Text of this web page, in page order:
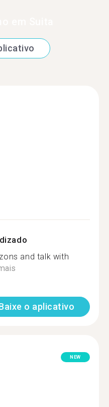
and talk with
o aplicativo
NEW